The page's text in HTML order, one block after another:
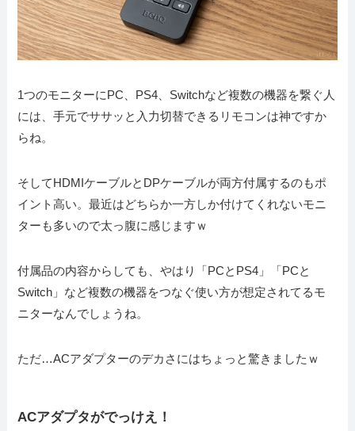
1つのモニターにPC、PS4、Switchなど複数の機器を繋ぐ人
には、手元でササッと入力切替できるリモコンは神ですか
らね。
そしてHDMIケーブルとDPケーブルが両方付属するのもポ
イント高い。最近はどちらか一方しか付けてくれないモニ
ターも多いので太っ腹に感じますｗ
付属品の内容からしても、やはり「PCとPS4」「PCと
Switch」など複数の機器をつなぐ使い方が想定されてるモ
ニターなんでしょうね。
ただ…ACアダプターのデカさにはちょっと驚きましたｗ
ACアダプタがでっけえ！